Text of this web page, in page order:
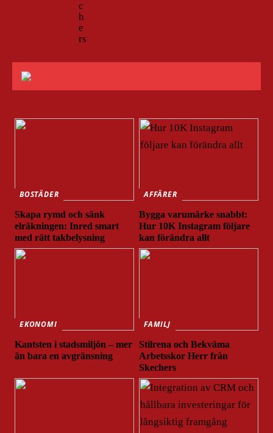
c
h
e
rs
BOSTÄDER
Skapa rymd och sänk
elräkningen: Inred smart
med rätt takbelysning
AFFÄRER
Bygga varumärke snabbt:
Hur 10K Instagram följare
kan förändra allt
EKONOMI
Kantsten i stadsmiljön – mer
än bara en avgränsning
FAMILJ
Stilrena och Bekväma
Arbetsskor Herr från
Skechers